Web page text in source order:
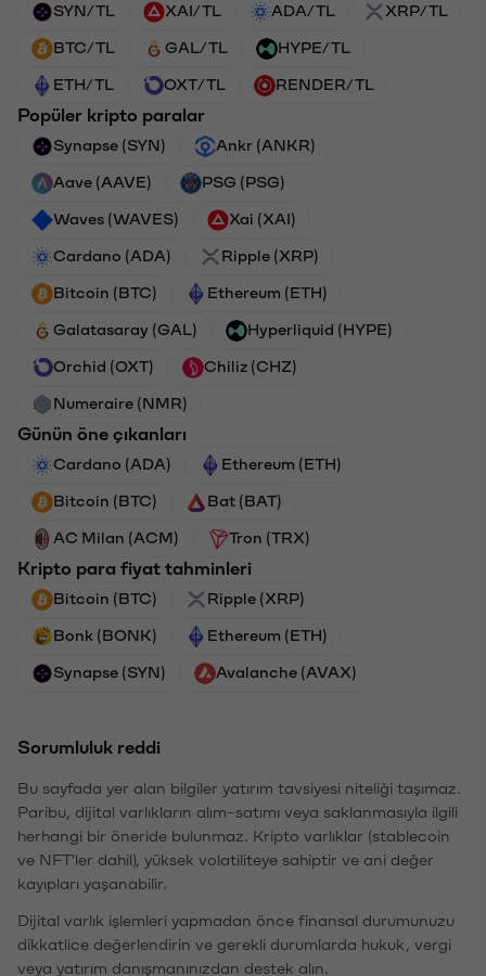
SYN/TL XAI/TL ADA/TL XRP/TL
BTC/TL GAL/TL HYPE/TL
ETH/TL OXT/TL RENDER/TL
Popüler kripto paralar
Synapse (SYN) Ankr (ANKR)
Aave (AAVE) PSG (PSG)
Waves (WAVES) Xai (XAI)
Cardano (ADA) Ripple (XRP)
Bitcoin (BTC) Ethereum (ETH)
Galatasaray (GAL) Hyperliquid (HYPE)
Orchid (OXT) Chiliz (CHZ)
Numeraire (NMR)
Günün öne çıkanları
Cardano (ADA) Ethereum (ETH)
Bitcoin (BTC) Bat (BAT)
AC Milan (ACM) Tron (TRX)
Kripto para fiyat tahminleri
Bitcoin (BTC) Ripple (XRP)
Bonk (BONK) Ethereum (ETH)
Synapse (SYN) Avalanche (AVAX)
Sorumluluk reddi
Bu sayfada yer alan bilgiler yatırım tavsiyesi niteliği taşımaz.
Paribu, dijital varlıkların alım-satımı veya saklanmasıyla ilgili
herhangi bir öneride bulunmaz. Kripto varlıklar (stablecoin
ve NFT'ler dahil), yüksek volatiliteye sahiptir ve ani değer
kayıpları yaşanabilir.
Dijital varlık işlemleri yapmadan önce finansal durumunuzu
dikkatlice değerlendirin ve gerekli durumlarda hukuk, vergi
veya yatırım danışmanınızdan destek alın.